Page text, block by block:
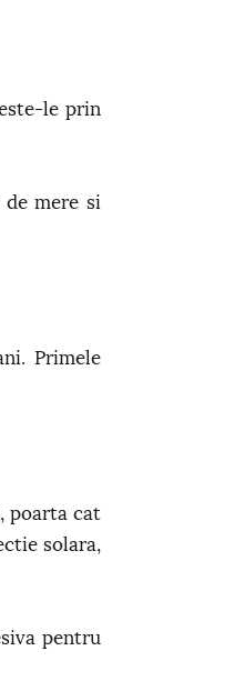
le prin
mere si
Primele
poarta cat
solara,
pentru